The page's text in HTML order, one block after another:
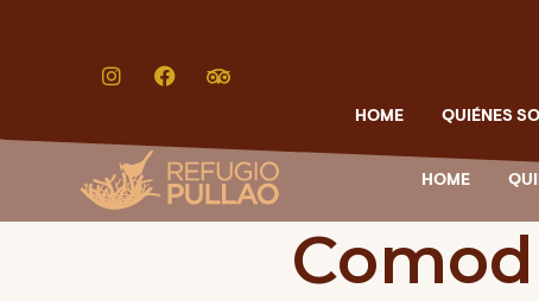
HOME QUIÉNES
HOME